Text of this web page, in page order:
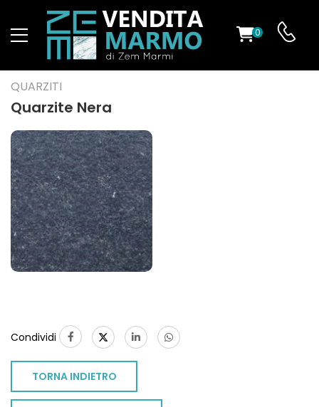
0
QUARZITI
Quarzite Nera
Condividi
TORNA INDIETRO